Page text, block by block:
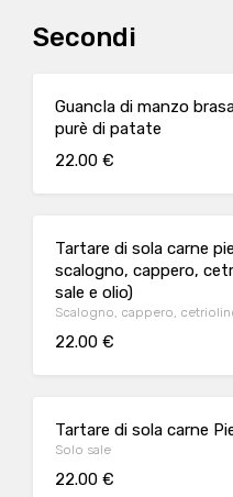
Secondi
GuancIa di manzo
purè di patate
22.00 €
Tartare di sola carne
scalogno, cappero,
sale e olio)
Scalogno, cappero,
22.00 €
Tartare di sola carne
Solo sale
22.00 €